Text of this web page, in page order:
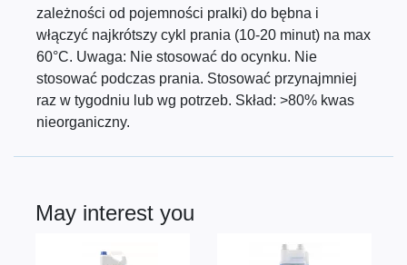
zależności od pojemności pralki) do bębna i
włączyć najkrótszy cykl prania (10-20 minut) na max
60°C. Uwaga: Nie stosować do ocynku. Nie
stosować podczas prania. Stosować przynajmniej
raz w tygodniu lub wg potrzeb. Skład: >80% kwas
nieorganiczny.
May interest you